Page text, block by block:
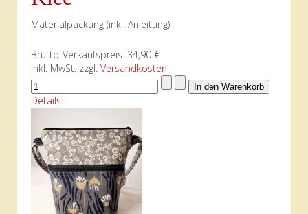
Materialpackung (inkl. Anleitung)
Brutto-Verkaufspreis: 34,90 €
inkl. MwSt. zzgl. Versandkosten
Details